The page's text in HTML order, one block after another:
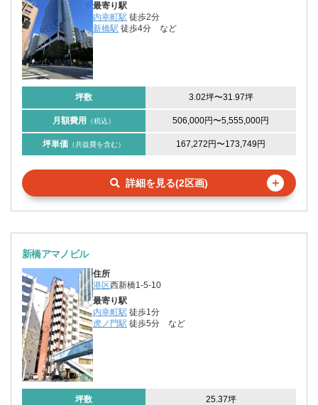
最寄り駅
内幸町駅 徒歩2分
新橋駅 徒歩4分 など
坪数 3.02坪〜31.97坪
月額費用 （税込） 506,000円〜5,555,000円
坪単価 （共益費を含む） 167,272円〜173,749円
詳細を見る(2区画) ＋
新橋アマノビル
住所
港区西新橋1-5-10
最寄り駅
内幸町駅 徒歩1分
虎ノ門駅 徒歩5分 など
坪数 25.37坪